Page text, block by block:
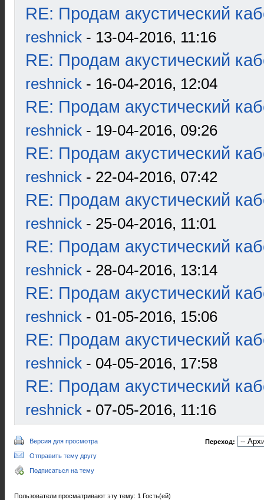
RE: Продам акустический
reshnick - 13-04-2016, 11:16
RE: Продам акустический
reshnick - 16-04-2016, 12:04
RE: Продам акустический
reshnick - 19-04-2016, 09:26
RE: Продам акустический
reshnick - 22-04-2016, 07:42
RE: Продам акустический
reshnick - 25-04-2016, 11:01
RE: Продам акустический
reshnick - 28-04-2016, 13:14
RE: Продам акустический
reshnick - 01-05-2016, 15:06
RE: Продам акустический
reshnick - 04-05-2016, 17:58
RE: Продам акустический
reshnick - 07-05-2016, 11:16
Версия для просмотра
Отправить тему другу
Подписаться на тему
Переход:
Пользователи просматривают эту тему: 1 Гость(ей)